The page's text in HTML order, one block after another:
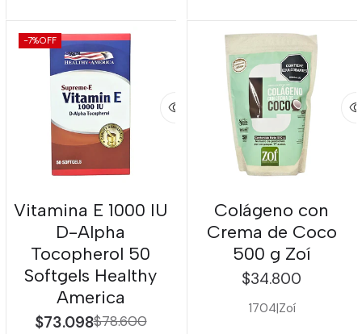
-7%OFF
Vitamina E 1000 IU
D-Alpha
Tocopherol 50
Softgels Healthy
America
$73.098$78.600
Colágeno con
Crema de Coco
500 g Zoí
$34.800
1704|Zoí